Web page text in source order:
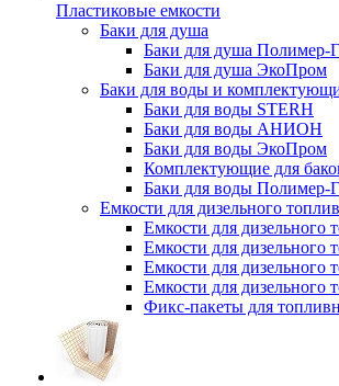
Пластиковые емкости
Баки для душа
Баки для душа Полимер-
Баки для душа ЭкоПром
Баки для воды и
Баки для воды STERH
Баки для воды АНИОН
Баки для воды ЭкоПром
Комплектующие для
Баки для воды Полимер-
Емкости для дизельного
Емкости для дизельного
Емкости для дизельного
Емкости для
Емкости для дизельного
Фикс-пакеты для